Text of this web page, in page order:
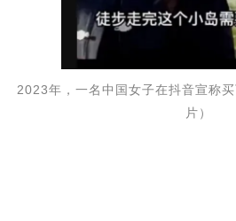
2023年，一名中国女子在抖音宣称
片）